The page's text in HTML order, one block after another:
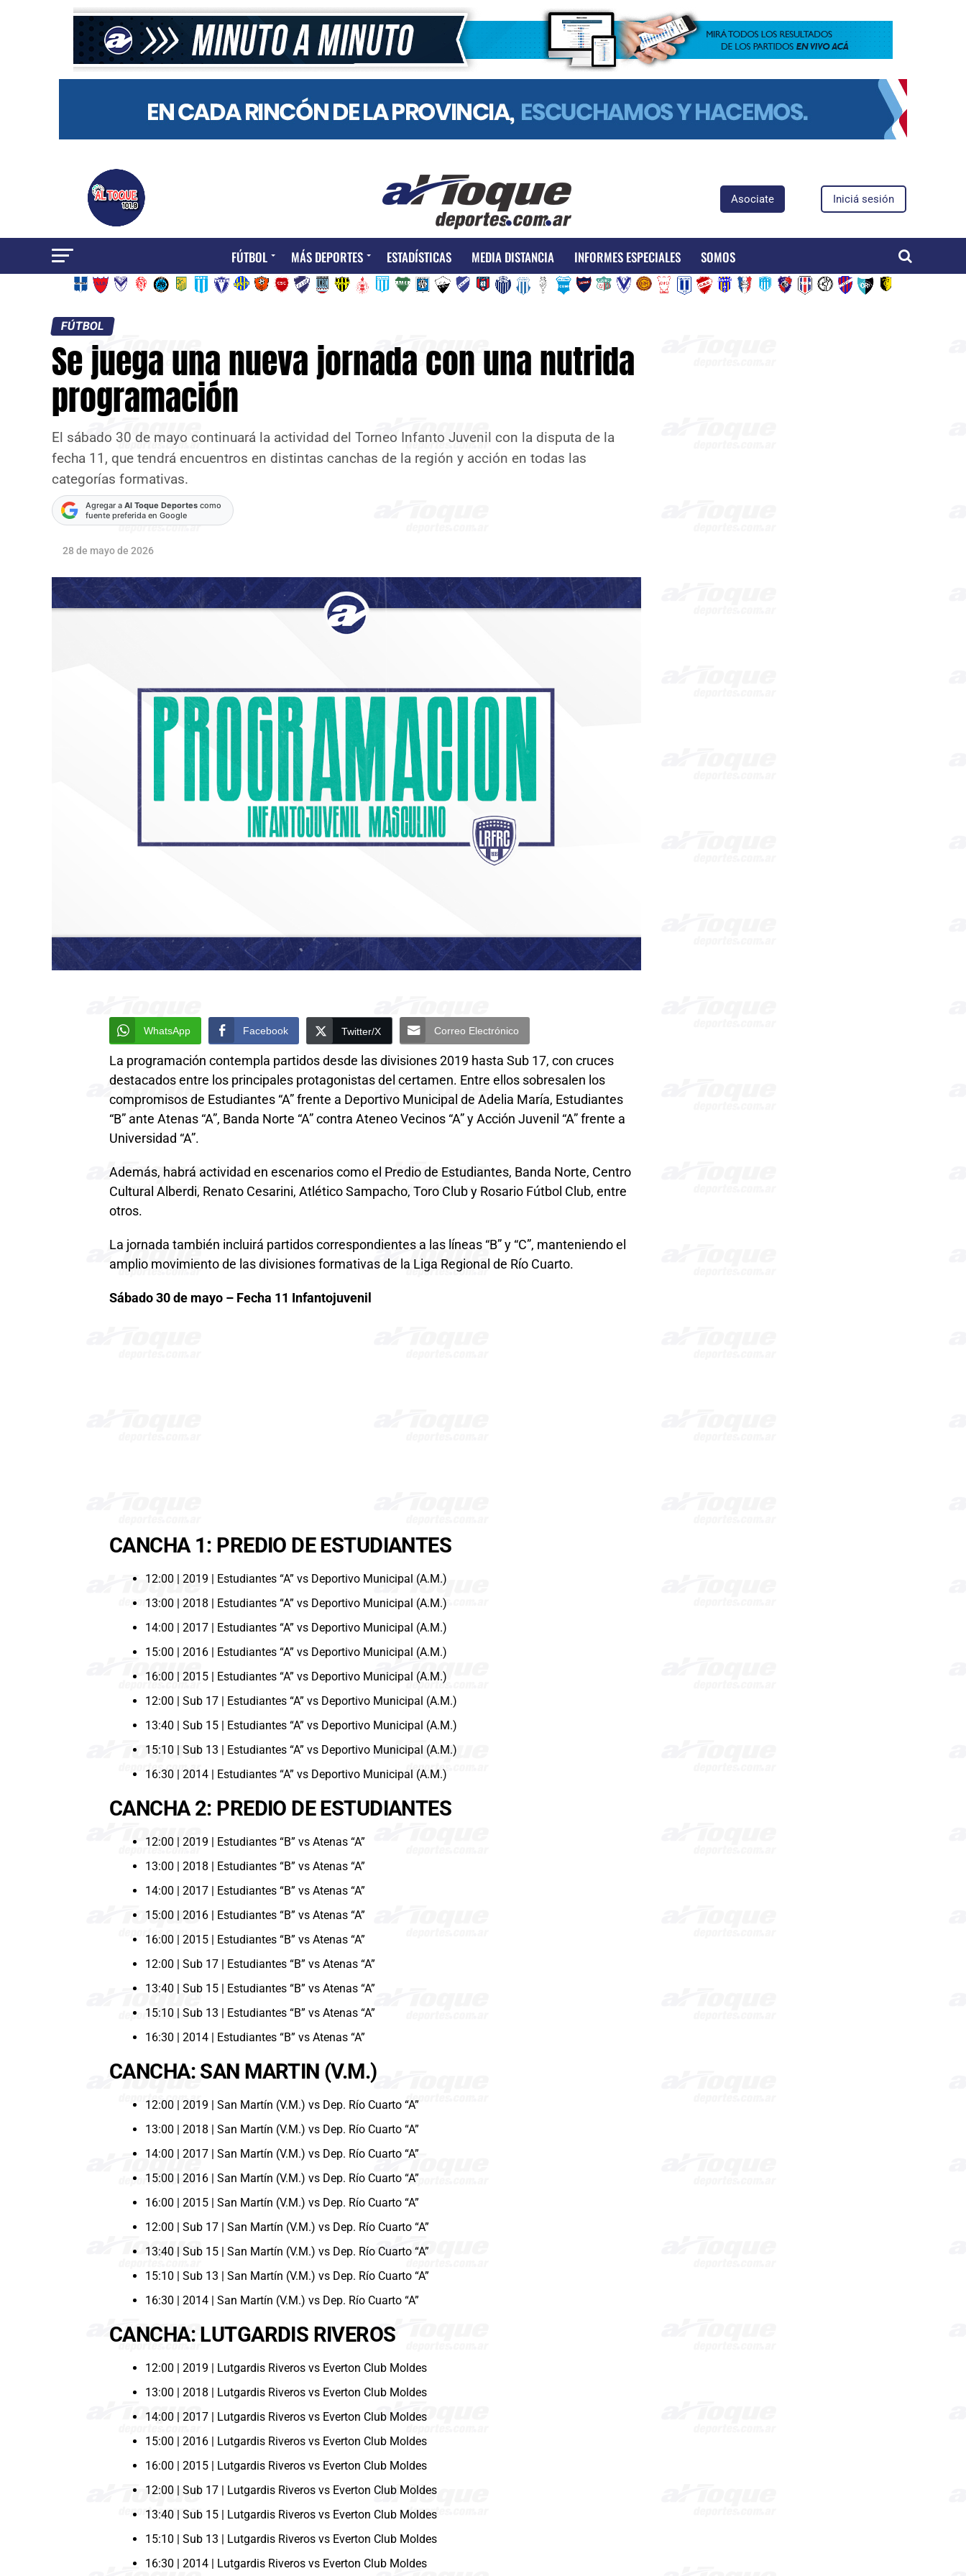
Asociate Iniciá sesión
FÚTBOL MÁS DEPORTES ESTADÍSTICAS MEDIA DISTANCIA INFORMES ESPECIALES SOMOS
FÚTBOL
Se juega una nueva jornada con una nutrida
programación
El sábado 30 de mayo continuará la actividad del Torneo Infanto Juvenil con la disputa de la
fecha 11, que tendrá encuentros en distintas canchas de la región y acción en todas las
categorías formativas.
Agregar a Al Toque Deportes como
fuente preferida en Google
28 de mayo de 2026
WhatsApp Facebook Twitter/X Correo Electrónico
La programación contempla partidos desde las divisiones 2019 hasta Sub 17, con cruces
destacados entre los principales protagonistas del certamen. Entre ellos sobresalen los
compromisos de Estudiantes “A” frente a Deportivo Municipal de Adelia María, Estudiantes
“B” ante Atenas “A”, Banda Norte “A” contra Ateneo Vecinos “A” y Acción Juvenil “A” frente a
Universidad “A”.
Además, habrá actividad en escenarios como el Predio de Estudiantes, Banda Norte, Centro
Cultural Alberdi, Renato Cesarini, Atlético Sampacho, Toro Club y Rosario Fútbol Club, entre
otros.
La jornada también incluirá partidos correspondientes a las líneas “B” y “C”, manteniendo el
amplio movimiento de las divisiones formativas de la Liga Regional de Río Cuarto.
Sábado 30 de mayo – Fecha 11 Infantojuvenil
CANCHA 1: PREDIO DE ESTUDIANTES
12:00 | 2019 | Estudiantes “A” vs Deportivo Municipal (A.M.)
13:00 | 2018 | Estudiantes “A” vs Deportivo Municipal (A.M.)
14:00 | 2017 | Estudiantes “A” vs Deportivo Municipal (A.M.)
15:00 | 2016 | Estudiantes “A” vs Deportivo Municipal (A.M.)
16:00 | 2015 | Estudiantes “A” vs Deportivo Municipal (A.M.)
12:00 | Sub 17 | Estudiantes “A” vs Deportivo Municipal (A.M.)
13:40 | Sub 15 | Estudiantes “A” vs Deportivo Municipal (A.M.)
15:10 | Sub 13 | Estudiantes “A” vs Deportivo Municipal (A.M.)
16:30 | 2014 | Estudiantes “A” vs Deportivo Municipal (A.M.)
CANCHA 2: PREDIO DE ESTUDIANTES
12:00 | 2019 | Estudiantes “B” vs Atenas “A”
13:00 | 2018 | Estudiantes “B” vs Atenas “A”
14:00 | 2017 | Estudiantes “B” vs Atenas “A”
15:00 | 2016 | Estudiantes “B” vs Atenas “A”
16:00 | 2015 | Estudiantes “B” vs Atenas “A”
12:00 | Sub 17 | Estudiantes “B” vs Atenas “A”
13:40 | Sub 15 | Estudiantes “B” vs Atenas “A”
15:10 | Sub 13 | Estudiantes “B” vs Atenas “A”
16:30 | 2014 | Estudiantes “B” vs Atenas “A”
CANCHA: SAN MARTIN (V.M.)
12:00 | 2019 | San Martín (V.M.) vs Dep. Río Cuarto “A”
13:00 | 2018 | San Martín (V.M.) vs Dep. Río Cuarto “A”
14:00 | 2017 | San Martín (V.M.) vs Dep. Río Cuarto “A”
15:00 | 2016 | San Martín (V.M.) vs Dep. Río Cuarto “A”
16:00 | 2015 | San Martín (V.M.) vs Dep. Río Cuarto “A”
12:00 | Sub 17 | San Martín (V.M.) vs Dep. Río Cuarto “A”
13:40 | Sub 15 | San Martín (V.M.) vs Dep. Río Cuarto “A”
15:10 | Sub 13 | San Martín (V.M.) vs Dep. Río Cuarto “A”
16:30 | 2014 | San Martín (V.M.) vs Dep. Río Cuarto “A”
CANCHA: LUTGARDIS RIVEROS
12:00 | 2019 | Lutgardis Riveros vs Everton Club Moldes
13:00 | 2018 | Lutgardis Riveros vs Everton Club Moldes
14:00 | 2017 | Lutgardis Riveros vs Everton Club Moldes
15:00 | 2016 | Lutgardis Riveros vs Everton Club Moldes
16:00 | 2015 | Lutgardis Riveros vs Everton Club Moldes
12:00 | Sub 17 | Lutgardis Riveros vs Everton Club Moldes
13:40 | Sub 15 | Lutgardis Riveros vs Everton Club Moldes
15:10 | Sub 13 | Lutgardis Riveros vs Everton Club Moldes
16:30 | 2014 | Lutgardis Riveros vs Everton Club Moldes